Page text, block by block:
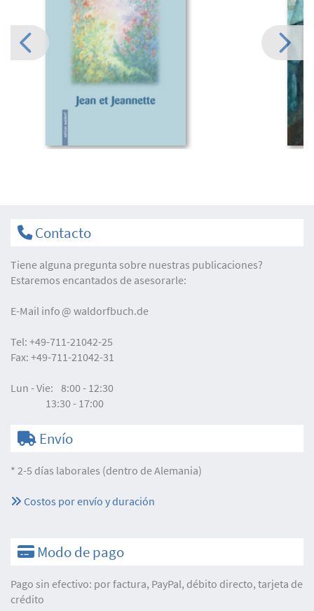
Contacto
Tiene alguna pregunta sobre nuestras publicaciones?
Estaremos encantados de asesorarle:
E-Mail info waldorfbuch.de
Tel: +49-711-21042-25
Fax: +49-711-21042-31
Lun - Vie: 8:00 - 12:30
13:30 - 17:00
Envío
* 2-5 días laborales (dentro de Alemania)
Costos por envío y duración
Modo de pago
Pago sin efectivo: por factura, PayPal, débito directo, tarjeta de
crédito